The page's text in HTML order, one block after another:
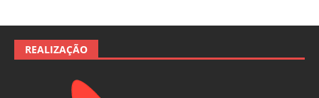
REALIZAÇÃO